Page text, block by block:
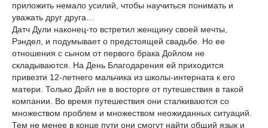
приложить немало усилий, чтобы научиться понимать и
уважать друг друга…
Датч Дули наконец-то встретил женщину своей мечты,
Рэндел, и подумывает о предстоящей свадьбе. Но ее
отношения с сыном от первого брака Дойлом не
складываются. На День Благодарения ей приходится
привезти 12-летнего мальчика из школы-интерната к его
матери. Только Дойл не в восторге от путешествия в такой
компании. Во время путешествия они сталкиваются со
множеством проблем и множеством неожиданных ситуаций.
Тем не менее в конце пути они смогут найти общий язык и